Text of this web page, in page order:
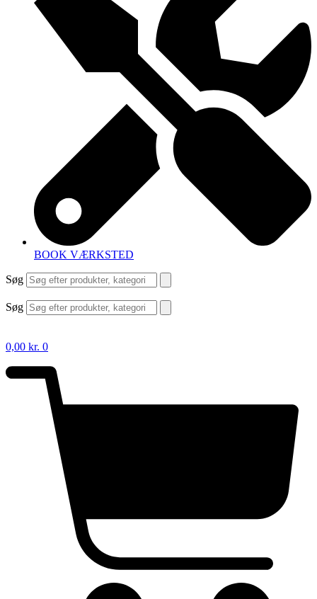
BOOK VÆRKSTED
Søg
Søg
0,00 kr. 0